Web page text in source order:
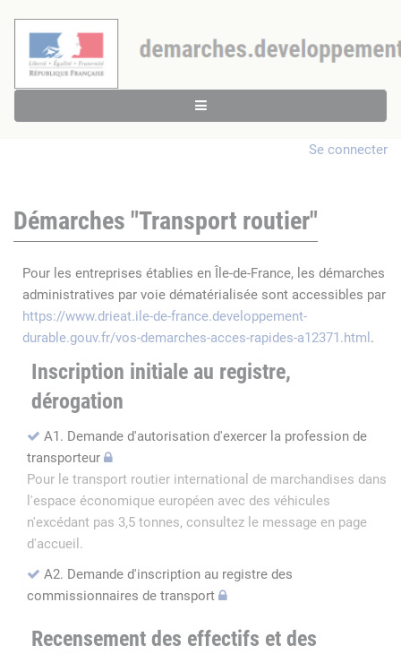
Se connecter
Démarches "Transport routier"
Pour les entreprises établies en Île-de-France, les démarches
administratives par voie dématérialisée sont accessibles par
https://www.drieat.ile-de-france.developpement-
durable.gouv.fr/vos-demarches-acces-rapides-a12371.html .
Inscription initiale au registre,
dérogation
A1. Demande d'autorisation d'exercer la profession de
transporteur
Pour le transport routier international de marchandises dans
l'espace économique européen avec des véhicules
n'excédant pas 3,5 tonnes, consultez le message en page
d'accueil.
A2. Demande d'inscription au registre des
commissionnaires de transport
Recensement des effectifs et des